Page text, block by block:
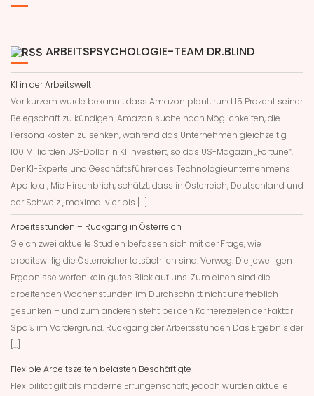
ARBEITSPSYCHOLOGIE-TEAM DR.BLIND
KI in der Arbeitswelt
Vor kurzem wurde bekannt, dass Amazon plant, rund 15 Prozent seiner
Belegschaft zu kündigen. Amazon suche nach Möglichkeiten, die
Personalkosten zu senken, während das Unternehmen gleichzeitig
100 Milliarden US-Dollar in KI investiert, so das US-Magazin „Fortune“.
Der KI-Experte und Geschäftsführer des Technologieunternehmens
Apollo.ai, Mic Hirschbrich, schätzt, dass in Österreich, Deutschland und
der Schweiz „maximal vier bis […]
Arbeitsstunden – Rückgang in Österreich
Gleich zwei aktuelle Studien befassen sich mit der Frage, wie
arbeitswillig die Österreicher tatsächlich sind. Vorweg: Die jeweiligen
Ergebnisse werfen kein gutes Blick auf uns. Zum einen sind die
arbeitenden Wochenstunden im Durchschnitt nicht unerheblich
gesunken – und zum anderen steht bei den Karrierezielen der Faktor
Spaß im Vordergrund. Rückgang der Arbeitsstunden Das Ergebnis der
[…]
Flexible Arbeitszeiten belasten Beschäftigte
Flexibilität gilt als moderne Errungenschaft, jedoch würden aktuelle